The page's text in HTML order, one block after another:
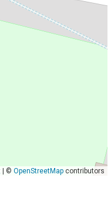
| © OpenStreetMapcontributors